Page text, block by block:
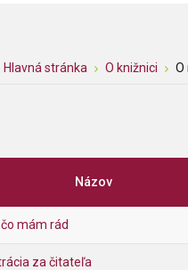
Hlavná stránka O knižnici O
Názov
mám rád
za čitateľa